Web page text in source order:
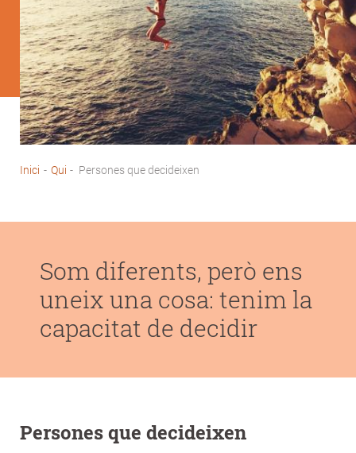
Inici - Qui - Persones que decideixen
Som diferents, però ens
uneix una cosa: tenim la
capacitat de decidir
Persones que decideixen